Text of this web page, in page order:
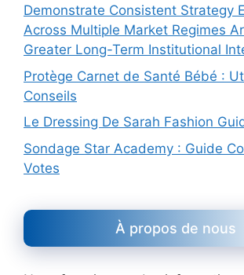
Demonstrate Consistent Strategy
Across Multiple Market Regimes
Greater Long-Term Institutional
Protège Carnet de Santé Bébé :
Conseils
Le Dressing De Sarah Fashion
Sondage Star Academy : Guide
Votes
À propos de nous